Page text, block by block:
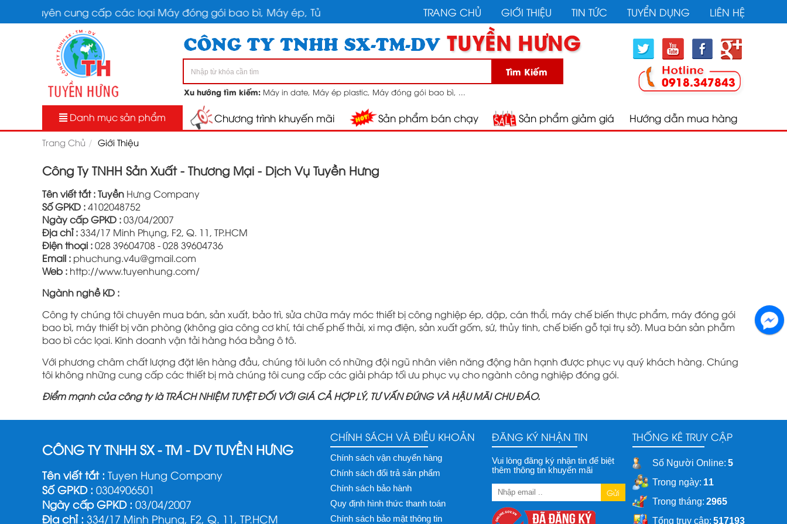
Chuyên cung cấp các loại Máy đóng gói bao bì, Máy ép, Tủ sấy, Máy rút màng co, Máy định hình, Máy hút chân không, Máy thiết bị văn phòng phẩm, Túi và
TRANG CHỦ GIỚI THIỆU TIN TỨC TUYỂN DỤNG LIÊN HỆ
Tìm Kiếm
Xu hướng tìm kiếm: Máy in date, Máy ép plastic, Máy đóng gói bao bì, ...
0918.347843
Danh mục sản phẩm Chương trình khuyến mãi Sản phẩm bán chạy Sản phẩm giảm giá Hướng dẫn mua hàng
Trang Chủ Giới Thiệu
Công Ty TNHH Sản Xuất - Thương Mại - Dịch Vụ Tuyền Hưng
Tên viết tắt : Tuyền Hưng Company
Số GPKD :4102048752
Ngày cấp GPKD :03/04/2007
Địa chỉ :334/17 Minh Phụng, F2, Q. 11, TP.HCM
Điện thoại :028 39604708 - 028 39604736
Email : phuchung.v4u@gmail.com
Web : http://www.tuyenhung.com/
Ngành nghề KD :
Công ty chúng tôi chuyên mua bán, sản xuất, bảo trì, sửa chữa máy móc thiết bị công nghiệp ép, dập, cán thổi, máy chế biến thực phẩm, máy đóng gói
bao bì, máy thiết bị văn phòng (không gia công cơ khí, tái chế phế thải, xi mạ điện, sản xuất gốm, sứ, thủy tinh, chế biến gỗ tại trụ sở). Mua bán sản phẫm
bao bì các lọai. Kinh doanh vận tải hàng hóa bằng ô tô.
Với phương châm chất lượng đặt lên hàng đầu, chúng tôi luôn có những đội ngũ nhân viên năng động hân hạnh được phục vụ quý khách hàng. Chúng
tôi không những cung cấp các thiết bị mà chúng tôi cung cấp các giải pháp tối ưu phục vụ cho ngành công nghiệp đóng gói.
Điểm mạnh của công ty là TRÁCH NHIỆM TUYỆT ĐỐI VỚI GIÁ CẢ HỢP LÝ, TƯ VẤN ĐÚNG VÀ HẬU MÃI CHU ĐÁO.
CÔNG TY TNHH SX - TM - DV TUYỀN HƯNG
Tên viết tắt : Tuyen Hung Company
Số GPKD : 0304906501
Ngày cấp GPKD : 03/04/2007
Địa chỉ : 334/17 Minh Phụng, F2, Q. 11, TP.HCM
CHÍNH SÁCH VÀ ĐIỀU KHOẢN
Chính sách vận chuyển hàng
Chính sách đổi trả sản phẩm
Chính sách bảo hành
Quy định hình thức thanh toán
Chính sách bảo mật thông tin
ĐĂNG KÝ NHẬN TIN
Vui lòng đăng ký nhận tin để biệt
thêm thông tin khuyến mãi
Gửi
THỐNG KÊ TRUY CẬP
Số Người Online: 5
Trong ngày: 11
Trong tháng: 2965
Tổng truy cập: 517193